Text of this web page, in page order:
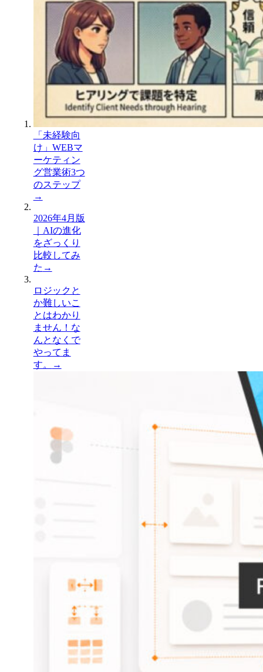
「未経験向
け」WEBマ
ーケティン
グ営業術3つ
のステップ
→
2026年4月版
｜AIの進化
をざっくり
比較してみ
た →
ロジックと
か難しいこ
とはわかり
ません！な
んとなくで
やってま
す。
→